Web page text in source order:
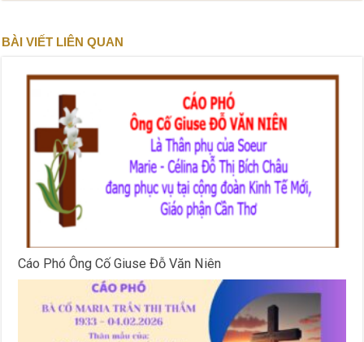
BÀI VIẾT LIÊN QUAN
Cáo Phó Ông Cố Giuse Đỗ Văn Niên